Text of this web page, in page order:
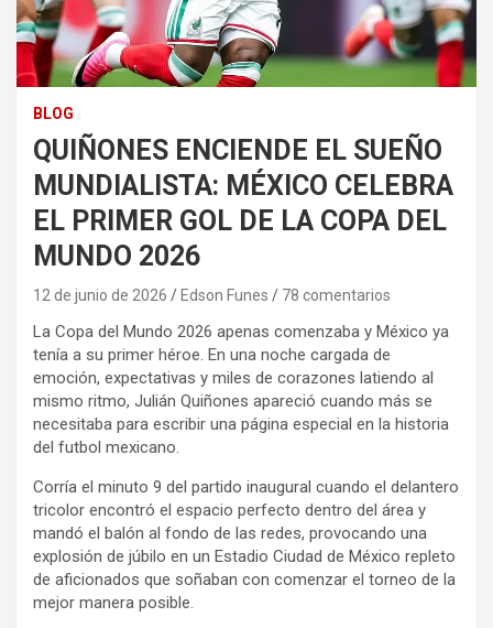
BLOG
QUIÑONES ENCIENDE EL SUEÑO
MUNDIALISTA: MÉXICO CELEBRA
EL PRIMER GOL DE LA COPA DEL
MUNDO 2026
12 de junio de 2026 Edson Funes 78 comentarios
La Copa del Mundo 2026 apenas comenzaba y México ya
tenía a su primer héroe. En una noche cargada de
emoción, expectativas y miles de corazones latiendo al
mismo ritmo, Julián Quiñones apareció cuando más se
necesitaba para escribir una página especial en la historia
del futbol mexicano.
Corría el minuto 9 del partido inaugural cuando el delantero
tricolor encontró el espacio perfecto dentro del área y
mandó el balón al fondo de las redes, provocando una
explosión de júbilo en un Estadio Ciudad de México repleto
de aficionados que soñaban con comenzar el torneo de la
mejor manera posible.